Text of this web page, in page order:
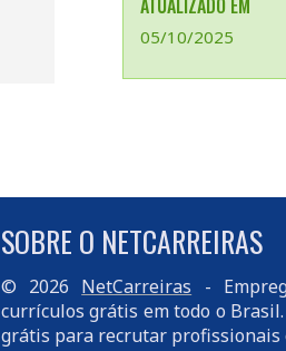
ATUALIZADO EM
05/10/2025
SOBRE O NETCARREIRAS
© 2026 NetCarreiras -
currículos grátis em todo o Brasil.
grátis para recrutar profissionais